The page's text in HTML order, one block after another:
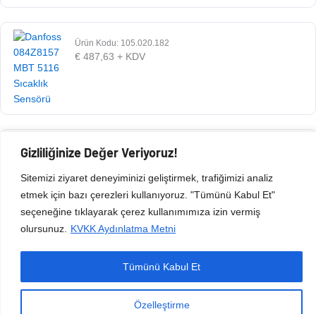
Gizliliğinize Değer Veriyoruz!
Sitemizi ziyaret deneyiminizi geliştirmek, trafiğimizi analiz
etmek için bazı çerezleri kullanıyoruz. "Tümünü Kabul Et"
seçeneğine tıklayarak çerez kullanımımıza izin vermiş
olursunuz.
KVKK Aydınlatma Metni
Özelleştirme
Tümünü Kabul Et
Ürün Kodu: 105.020.182
€ 487,63 + KDV
Ürün Kodu: 105.020.181
487,63 + KDV